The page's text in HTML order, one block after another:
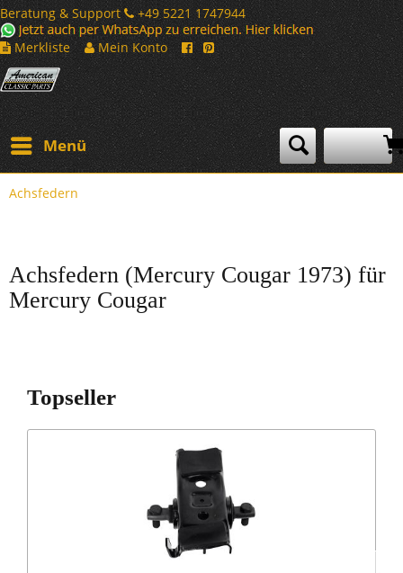
Beratung & Support
+49 5221 1747944
Merkliste
Mein Konto
Menü
Achsfedern
Achsfedern (Mercury Cougar 1973) für
Mercury Cougar
Topseller